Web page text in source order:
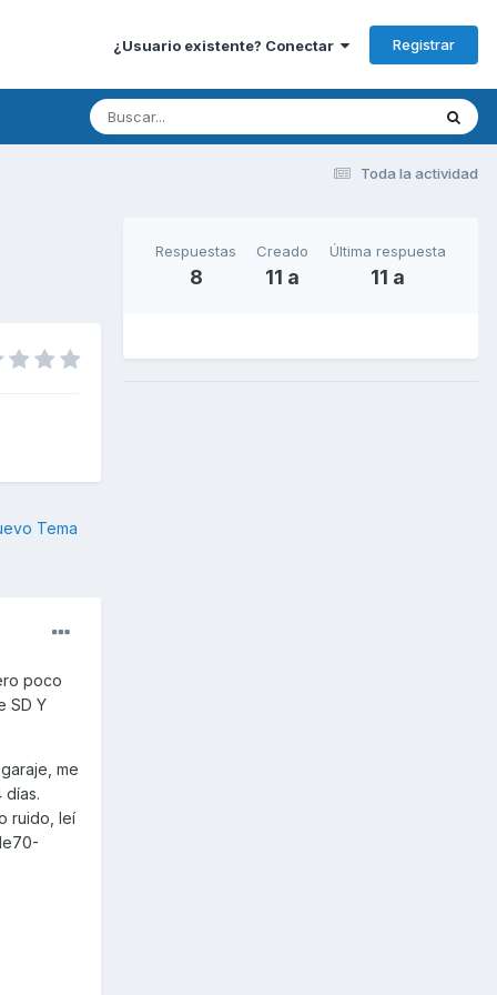
¿Usuario existente? Conectar Registrar
Toda la actividad
Tema
poco
SD Y
me
días.
ruido, leí
Respuestas
8
Creado
11 a
Última respuesta
11 a